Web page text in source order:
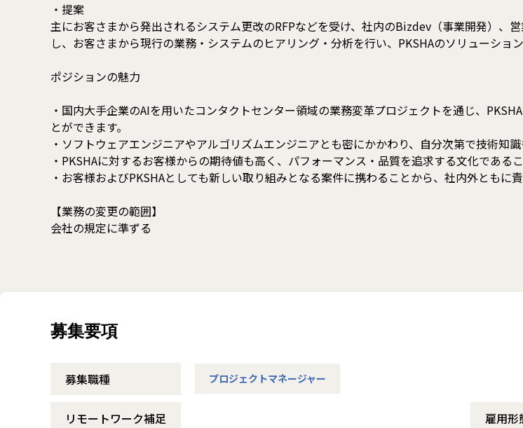
・提案
主にお客さまから発出されるシステム更改のRFPなどを受け、社内のBizdev（事業開発）、
し、お客さまから現行の業務・システムのヒアリング・分析を行い、PKSHAのソリューショ
ポジションの魅力
・国内大手企業のAIを用いたコンタクトセンター領域の業務変革プロジェクトを通じ、
とができます。
・ソフトウェアエンジニアやアルゴリズムエンジニアとも密にかかわり、自分次第で技術知
・PKSHAに対するお客様からの期待値も高く、パフォーマンス・品質を追求する文化である
・お客様およびPKSHAとしても新しい取り組みとなる案件に携わることから、社内外ともに
【業務の変更の範囲】
会社の規定に準ずる
募集要項
募集職種 プロジェクトマネージャー
リモートワーク補足 雇用形